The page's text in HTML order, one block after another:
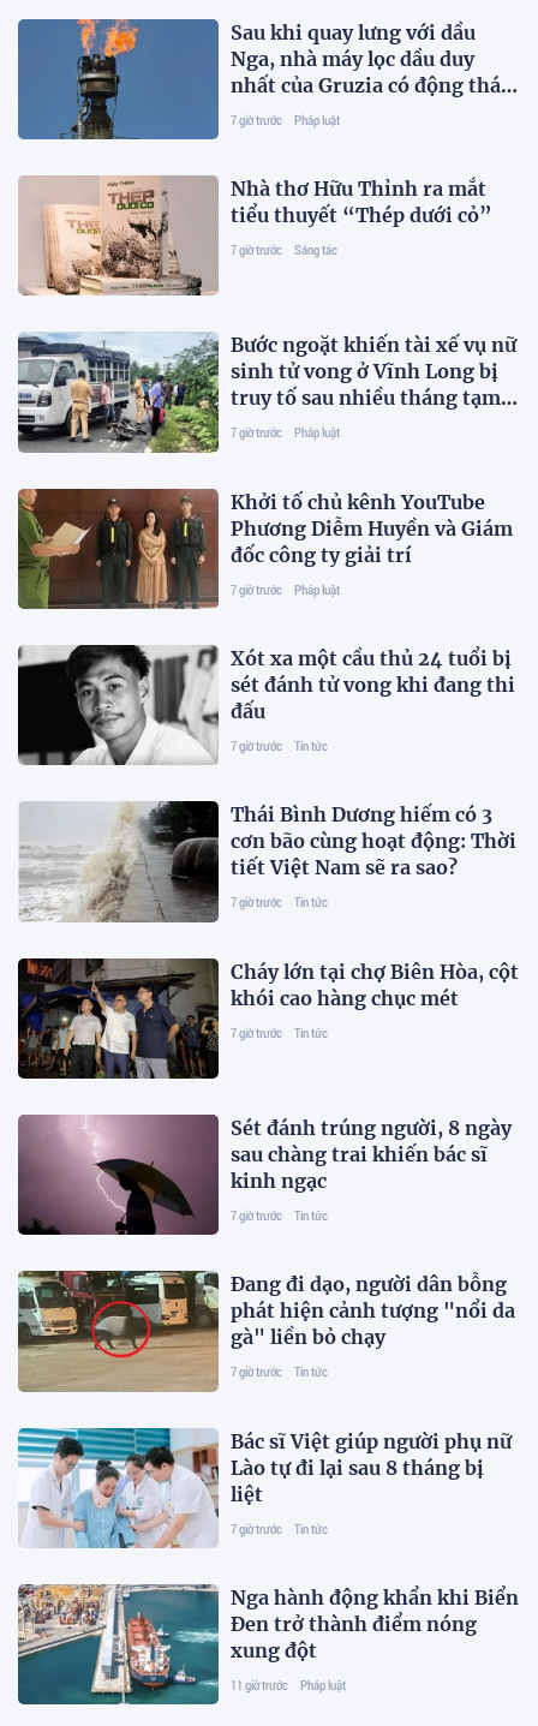
Sau khi quay lưng với dầu
Nga, nhà máy lọc dầu duy
nhất của Gruzia có động thái
mới
7 giờ trước Pháp luật
Nhà thơ Hữu Thỉnh ra mắt
tiểu thuyết “Thép dưới cỏ”
7 giờ trước Sáng tác
Bước ngoặt khiến tài xế vụ nữ
sinh tử vong ở Vĩnh Long bị
truy tố sau nhiều tháng tạm
đình chỉ
7 giờ trước Pháp luật
Khởi tố chủ kênh YouTube
Phương Diễm Huyền và Giám
đốc công ty giải trí
7 giờ trước Pháp luật
Xót xa một cầu thủ 24 tuổi bị
sét đánh tử vong khi đang thi
đấu
7 giờ trước Tin tức
Thái Bình Dương hiếm có 3
cơn bão cùng hoạt động: Thời
tiết Việt Nam sẽ ra sao?
7 giờ trước Tin tức
Cháy lớn tại chợ Biên Hòa, cột
khói cao hàng chục mét
7 giờ trước Tin tức
Sét đánh trúng người, 8 ngày
sau chàng trai khiến bác sĩ
kinh ngạc
7 giờ trước Tin tức
Đang đi dạo, người dân bỗng
phát hiện cảnh tượng "nổi da
gà" liền bỏ chạy
7 giờ trước Tin tức
Bác sĩ Việt giúp người phụ nữ
Lào tự đi lại sau 8 tháng bị
liệt
7 giờ trước Tin tức
Nga hành động khẩn khi Biển
Đen trở thành điểm nóng
xung đột
11 giờ trước Pháp luật